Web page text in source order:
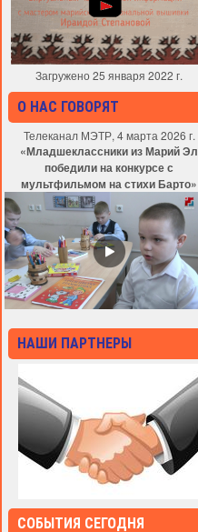
Загружено 25 января 2022 г.
О НАС ГОВОРЯТ
Телеканал МЭТР, 4 марта 2026 г.
«Младшеклассники из Марий Эл
победили на конкурсе с
мультфильмом на стихи Барто»
НАШИ ПАРТНЕРЫ
СОБЫТИЯ СЕГОДНЯ